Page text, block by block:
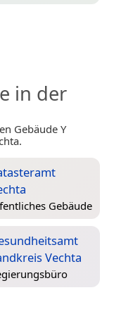
in der
Gebäude Y
Gebäude
Vechta